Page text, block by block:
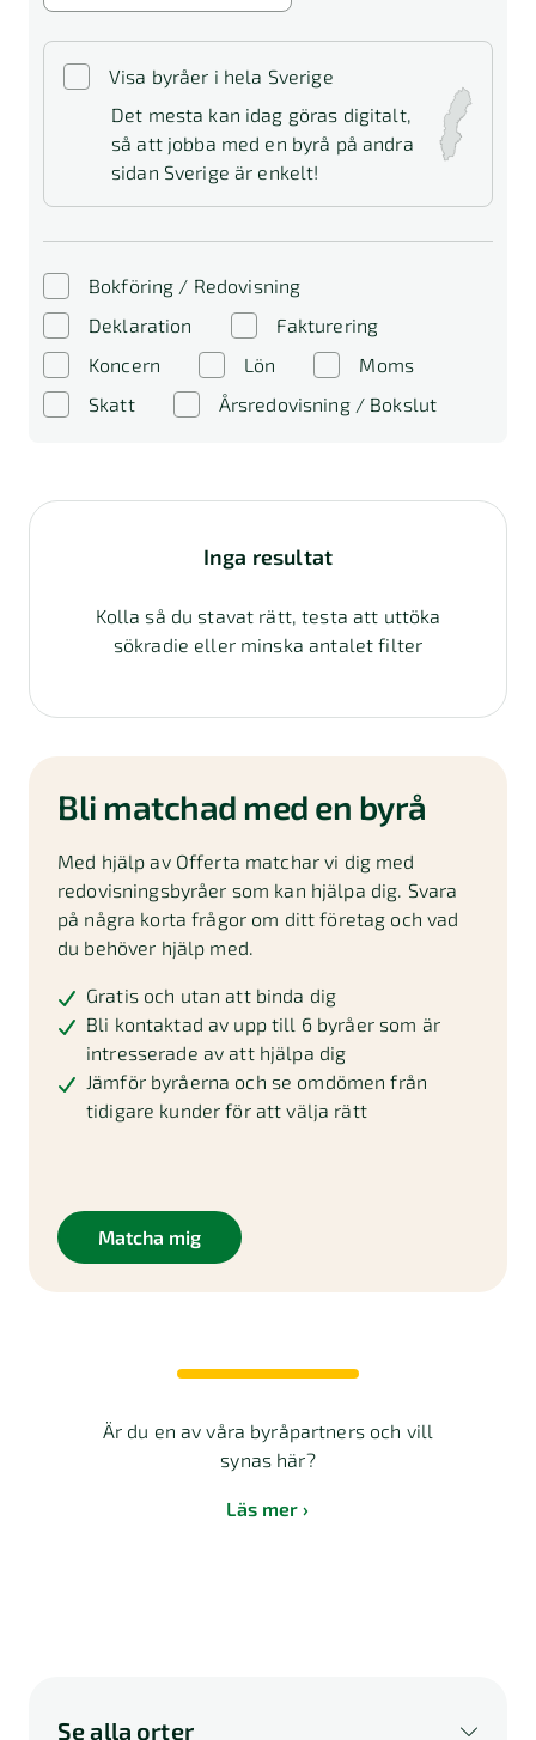
Visa byråer i hela Sverige
Det mesta kan idag göras digitalt,
så att jobba med en byrå på andra
sidan Sverige är enkelt!
Bokföring / Redovisning
Deklaration
Fakturering
Koncern
Lön
Moms
Skatt
Årsredovisning / Bokslut
Inga resultat
Kolla så du stavat rätt, testa att uttöka
sökradie eller minska antalet filter
Bli matchad med en byrå
Med hjälp av Offerta matchar vi dig med
redovisningsbyråer som kan hjälpa dig. Svara
på några korta frågor om ditt företag och vad
du behöver hjälp med.
Gratis och utan att binda dig
Bli kontaktad av upp till 6 byråer som är
intresserade av att hjälpa dig
Jämför byråerna och se omdömen från
tidigare kunder för att välja rätt
Matcha mig
Är du en av våra byråpartners och vill
synas här?
Läs mer
Se alla orter